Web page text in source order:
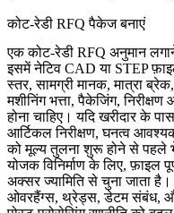
कोट-रेडी RFQ पैकेज बनाएं
एक कोट-रेडी RFQ अनुमान
इसमें नेटिव CAD या STEP
स्तर, सामग्री मानक, मात्रा
मशीनिंग भत्ता, पैकेजिंग,
होना चाहिए। यदि खरीदार के
आर्टिकल निरीक्षण, घनत्व
को मूल्य तुलना शुरू होने से पहले
योजक विनिर्माण के लिए, फ़ाइल
अक्सर ज्यामिति से चुना जाता
ओवरहैंग्स, थ्रेड्स, डेटम संबंध,